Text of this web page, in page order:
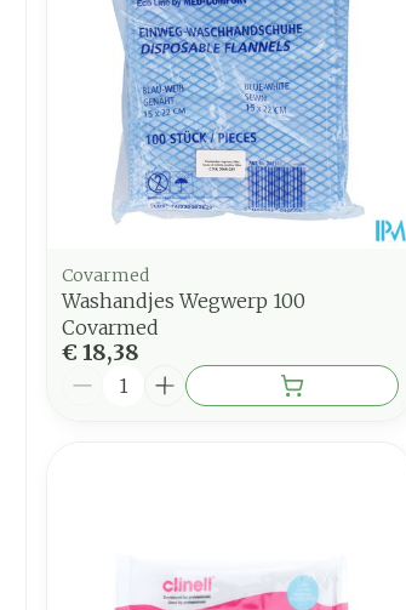
Covarmed
Washandjes Wegwerp 100
Covarmed
€ 18,38
Aantal